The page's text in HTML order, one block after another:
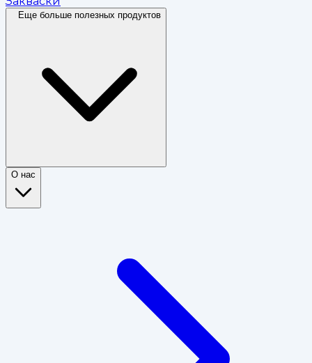
Еще больше полезных продуктов
О нас